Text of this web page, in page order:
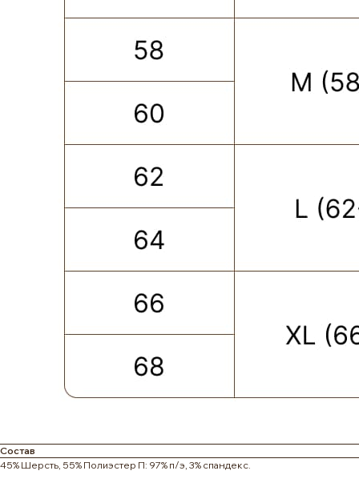
Состав
45% Шерсть, 55% Полиэстер П: 97% п/э, 3% спандекс.
КАТЕГОРИИ
ПОКУПАТЕЛЮ